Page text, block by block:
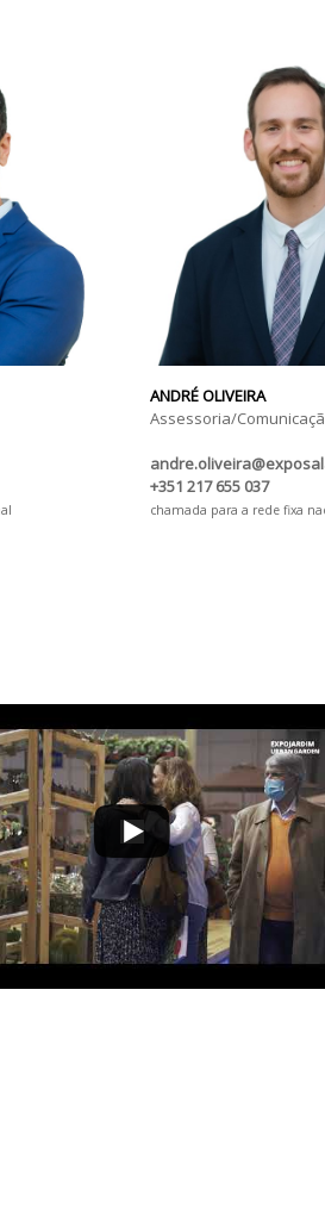
ANDRÉ OLIVEIRA
Assessoria/
+351 217 655 037
chamada para a rede fixa